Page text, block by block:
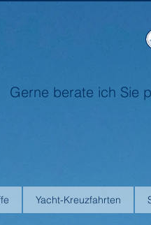
Gerne berate ich Sie
Yacht-Kreuzfahrten